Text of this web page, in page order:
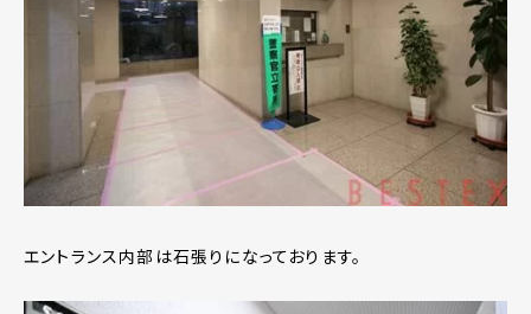
エントランス内部は石張りになっております。